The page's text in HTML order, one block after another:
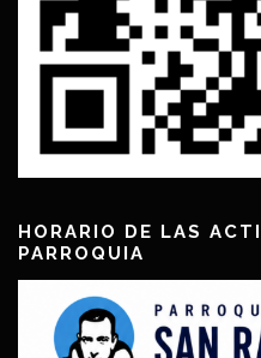
HORARIO DE LAS
PARROQUIA